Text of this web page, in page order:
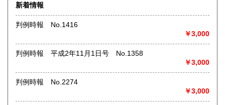
術・アート・建築・書道・理工学・東洋医学・ビジネス書・
武道・山岳・オカルト・幻想文学・サブカルチャー・70年
代、80年代アイドル・アニメ・漫画・雑誌・アダルト・マニ
◎メディア商品【ジャズ・ロック・クラシック・映画・アニ
メ・ゲーム・声優・アイドル・ビジネス・アダルト・車・バ
EP、カセット、ポスター、おもちゃ、グッズ、パンフレット
などマニアックなものを中心に高価買取
新着情報
判例時報 No.1416
￥3,000
判例時報 平成2年11月1日号 No.1358
￥3,000
判例時報 No.2274
￥3,000